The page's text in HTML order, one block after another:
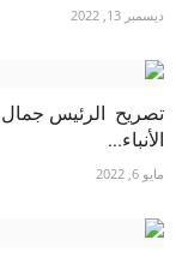
ديسمبر 13, 2022
تصريح الرئيس جمال
الأنباء...
مايو 6, 2022